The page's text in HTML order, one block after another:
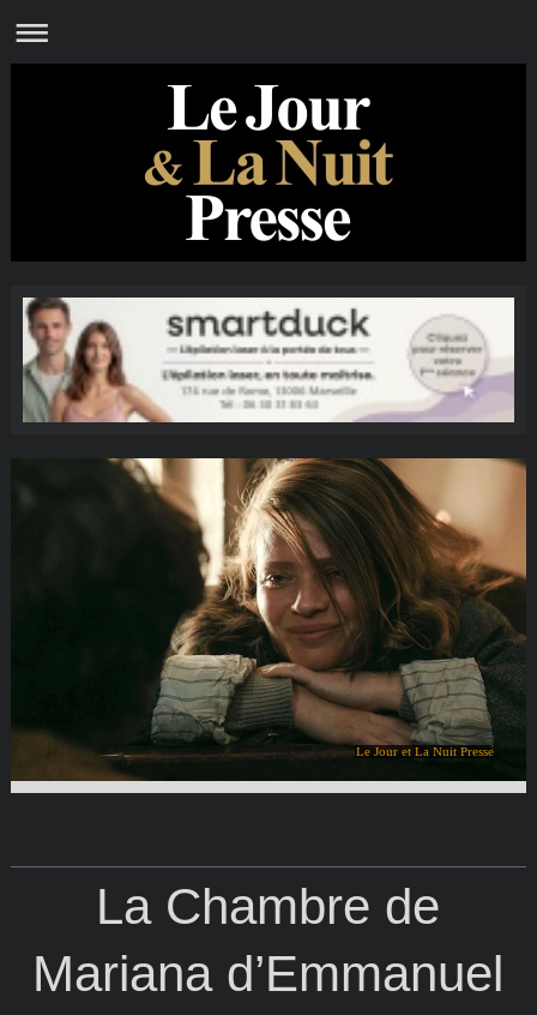
Le Jour et La Nuit Presse
La Chambre de
Mariana d’Emmanuel